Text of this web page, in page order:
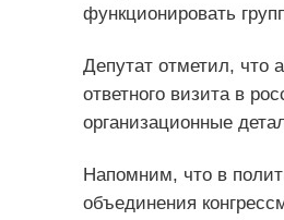
функционировать
Депутат отметил, что
ответного визита в
организационные
Напомним, что в
объединения